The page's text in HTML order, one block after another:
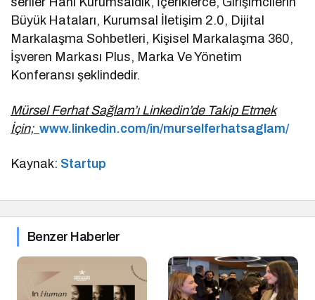
Büyük Hataları, Kurumsal İletişim 2.0, Dijital
Markalaşma Sohbetleri, Kişisel Markalaşma 360,
İşveren Markası Plus, Marka Ve Yönetim
Konferansı şeklindedir.
Mürsel Ferhat Sağlam’ı Linkedin’de Takip Etmek
İçin;www.linkedin.com/in/murselferhatsaglam/
Kaynak: Startup
Benzer Haberler